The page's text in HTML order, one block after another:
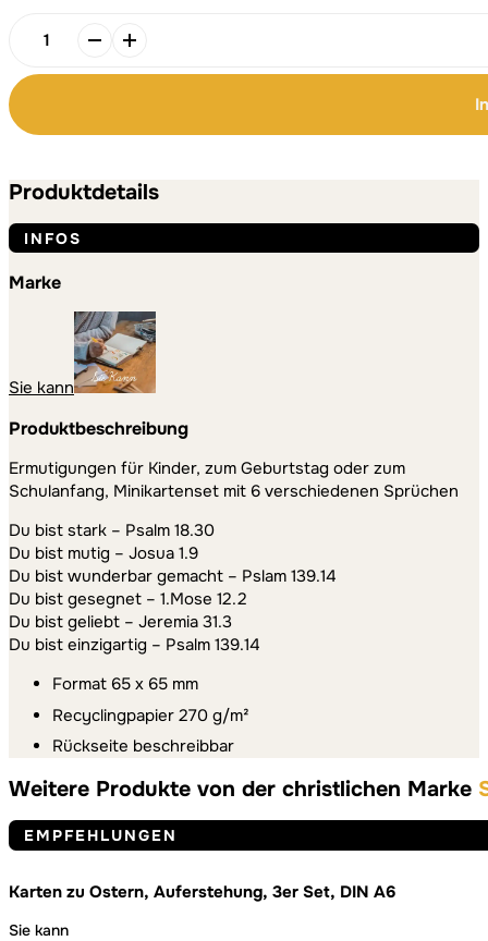
Ermutigung
für
Du
bist
Minikartenset
Set
Menge
Produktdetails
INFOS
Marke
Sie kann
Produktbeschreibung
Ermutigungen für Kinder, zum Geburtstag oder zum
Schulanfang, Minikartenset mit 6 verschiedenen Sprüchen
Du bist stark – Psalm 18.30
Du bist mutig – Josua 1.9
Du bist wunderbar gemacht – Pslam 139.14
Du bist gesegnet – 1.Mose 12.2
Du bist geliebt – Jeremia 31.3
Du bist einzigartig – Psalm 139.14
Format 65 x 65 mm
Recyclingpapier 270 g/m²
Rückseite beschreibbar
Weitere Produkte von der christlichen Marke
EMPFEHLUNGEN
Karten zu Ostern, Auferstehung, 3er Set, DIN A6
Sie kann